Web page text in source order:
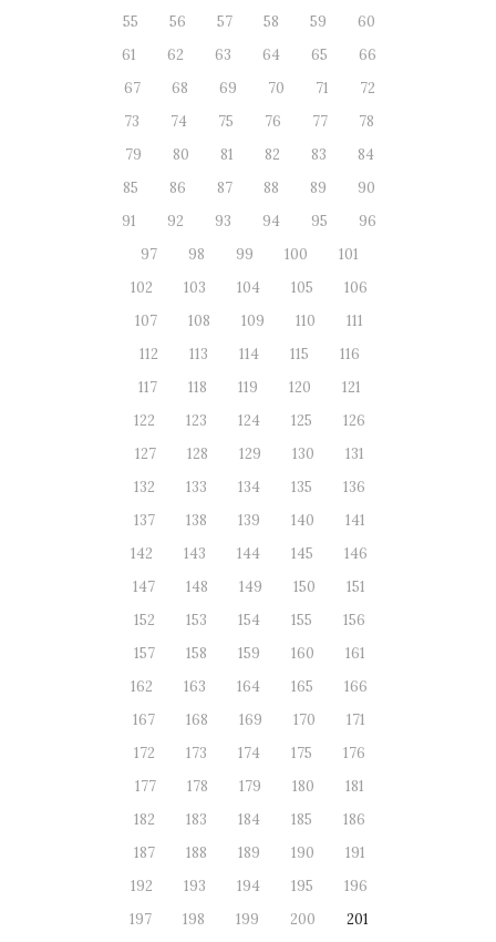
55
56 57 58 59
60
61
62 63 64 65
66
67
68 69 70 71
72
73
74 75 76 77
78
79
80 81 82 83
84
85
86 87 88 89
90
91
92 93 94 95
96
97
98 99 100
101
102
103 104 105
106
107
108 109 110
111
112
113 114 115
116
117
118 119 120
121
122
123 124 125
126
127
128 129 130
131
132
133 134 135
136
137
138 139 140
141
142
143 144 145
146
147
148 149 150
151
152
153 154 155
156
157
158 159 160
161
162
163 164 165
166
167
168 169 170
171
172
173 174 175
176
177
178 179 180
181
182
183 184 185
186
187
188 189 190
191
192
193 194 195
196
197
198 199 200
201